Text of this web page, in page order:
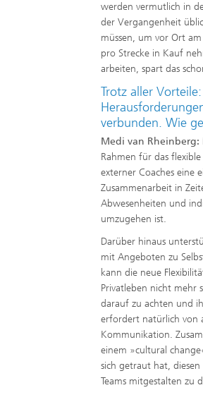
werden vermutlich in
der Vergangenheit
müssen, um vor Ort
pro Strecke in Kauf
arbeiten, spart das
Trotz aller
verbunden. Wie
Medi van Rheinberg:
Rahmen für das
externer Coaches eine
Zusammenarbeit in
Abwesenheiten und
umzugehen ist.
Darüber hinaus
mit Angeboten zu
kann die neue
Privatleben nicht mehr
darauf zu achten und
erfordert natürlich von
Kommunikation.
einem »cultural
sich getraut hat,
Teams mitgestalten zu